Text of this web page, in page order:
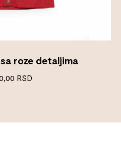
roze detaljima
RSD